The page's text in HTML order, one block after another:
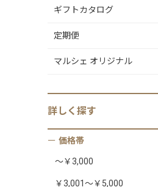
ギフトカタログ
定期便
マルシェ オリジナル
詳しく 探す
価格帯
～￥3,000
￥3,001～￥5,000